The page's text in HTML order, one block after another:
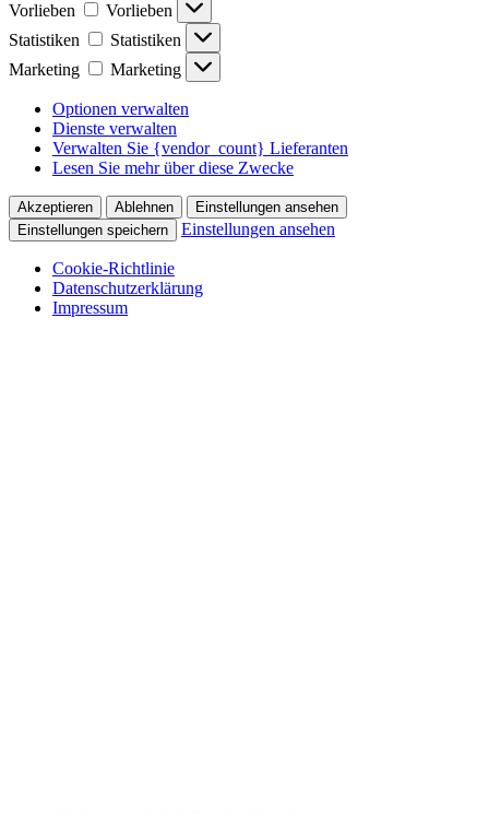
Vorlieben
Vorlieben
Statistiken
Statistiken
Marketing
Marketing
Optionen verwalten
Dienste verwalten
Verwalten Sie {vendor_count} Lieferanten
Lesen Sie mehr über diese Zwecke
Akzeptieren Ablehnen
Einstellungen ansehen
Einstellungen speichern
Einstellungen ansehen
Cookie-Richtlinie
Datenschutzerklärung
Impressum